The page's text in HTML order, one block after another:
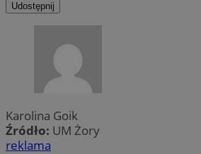
Udostępnij
Karolina Goik
Źródło: UM Żory
reklama